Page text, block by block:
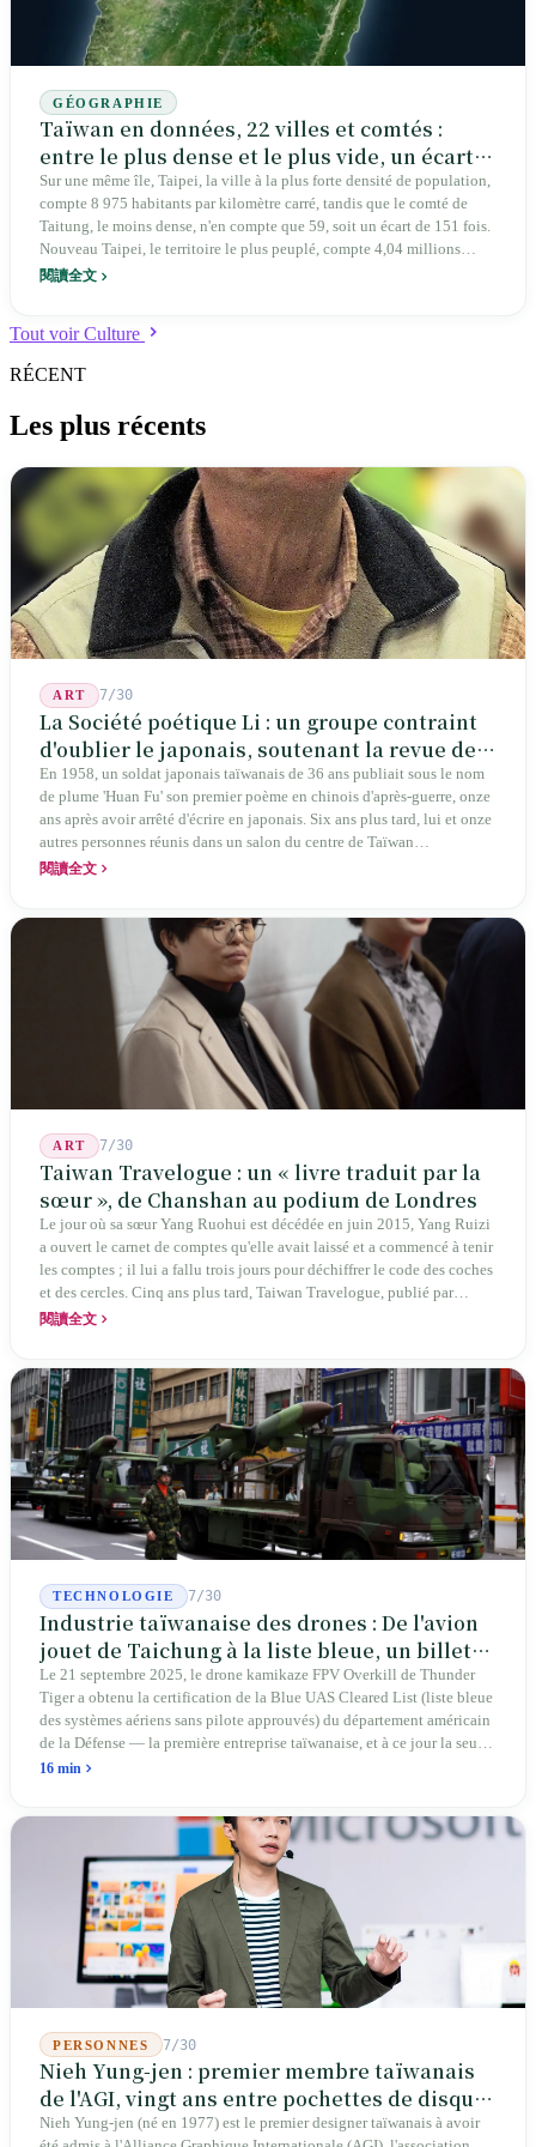
japonaise d'étoiles du baseball junior du Kansai (et non une équipe
championne du monde) : le mythe du baseball comme sport national
de Taïwan a commencé par cette tromperie. Deux îles périphériques
GÉOGRAPHIE
Taïwan en données, 22 villes et comtés :
entre le plus dense et le plus vide, un écart
de 151 fois ; entre le plus âgé et le plus jeune,
près d'une génération
Sur une même île, Taipei, la ville à la plus forte densité de population,
compte 8 975 habitants par kilomètre carré, tandis que le comté de
Taitung, le moins dense, n'en compte que 59, soit un écart de 151 fois.
Nouveau Taipei, le territoire le plus peuplé, compte 4,04 millions
d'habitants ; le comté de Lienchiang, le moins peuplé, 13 600, soit un
âgé, atteint 24,11 %, soit près d'une génération d'écart. À partir des
du ministère de l'Intérieur à la fin de 2025, voici le portrait gradué et
dixièmes du territoire ; le front avancé du vieillissement situé non pas
comtés agricoles ; et, dans les 22 villes et comtés de Taïwan sans
exception, des décès déjà plus nombreux que les naissances.
閱讀全文
Tout voir Culture
RÉCENT
Les plus récents
ART 7/30
La Société poétique Li : un groupe contraint
d'oublier le japonais, soutenant la revue de
poésie chinoise la plus ancienne de Taïwan
En 1958, un soldat japonais taïwanais de 36 ans publiait sous le nom
de plume 'Huan Fu' son premier poème en chinois d'après-guerre, onze
ans après avoir arrêté d'écrire en japonais. Six ans plus tard, lui et onze
autres personnes réunis dans un salon du centre de Taïwan
transformaient cette expérience de mutisme générationnel en une
jusqu'aux manuels scolaires du collège.
閱讀全文
ART 7/30
Taiwan Travelogue : un « livre traduit par la
sœur », de Chanshan au podium de Londres
Le jour où sa sœur Yang Ruohui est décédée en juin 2015, Yang Ruizi
a ouvert le carnet de comptes qu'elle avait laissé et a commencé à tenir
les comptes ; il lui a fallu trois jours pour déchiffrer le code des coches
et des cercles. Cinq ans plus tard, Taiwan Travelogue, publié par
Chanshan, portait la mention « par Chihako Aoyama, traduit par Yang
traduit un livre inexistant sous le nom de sa sœur.
閱讀全文
TECHNOLOGIE 7/30
Industrie taïwanaise des drones : De l'avion
jouet de Taichung à la liste bleue, un billet
d'entrée pour Thunder Tiger
Le 21 septembre 2025, le drone kamikaze FPV Overkill de Thunder
Tiger a obtenu la certification de la Blue UAS Cleared List (liste bleue
des systèmes aériens sans pilote approuvés) du département américain
de la Défense — la première entreprise taïwanaise, et à ce jour la seule.
Sur les 39 plateformes de drones finis et les 165 composants de cette
Act pour établir un passage prioritaire pour les fabricants taïwanais ; la
simple existence de ce projet de loi révèle une réalité : Taïwan avance
trop lentement, au point que les États-Unis doivent légiférer pour
abaisser les barrières. Une entreprise qui fabrique des avions
télécommandés depuis 46 ans à Taichung prévoit de construire sa
deuxième usine dans l'Ohio.
16 min
PERSONNES 7/30
Nieh Yung-jen : premier membre taïwanais
de l'AGI, vingt ans entre pochettes de disques
et systèmes d'identité nationale
Nieh Yung-jen (né en 1977) est le premier designer taïwanais à avoir